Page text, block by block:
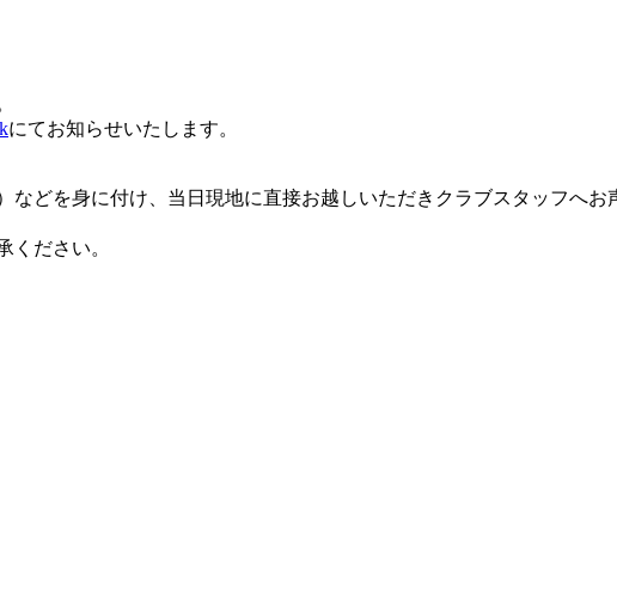
にてお知らせいたします。
どを身に付け、当日現地に直接お越しいただきクラブスタッフへお
ださい。